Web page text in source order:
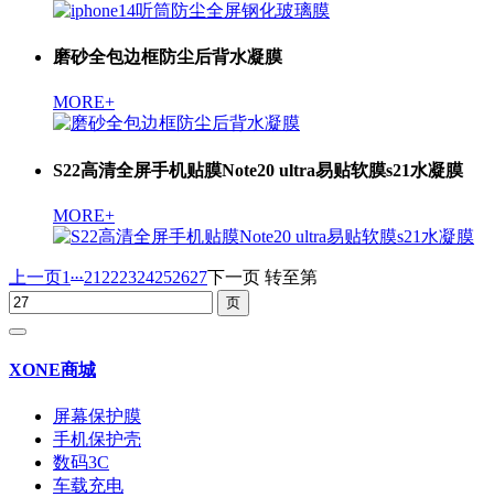
磨砂全包边框防尘后背水凝膜
MORE+
S22高清全屏手机贴膜Note20 ultra易贴软膜s21水凝膜
MORE+
上一页1...21 222324252627下一页 转至第
XONE商城
屏幕保护膜
手机保护壳
数码3C
车载充电